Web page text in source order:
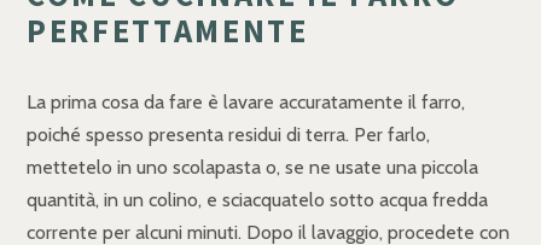
PERFETTAMENTE
La prima cosa da fare è lavare accuratamente il farro,
poiché spesso presenta residui di terra. Per farlo,
mettetelo in uno scolapasta o, se ne usate una piccola
quantità, in un colino, e sciacquatelo sotto acqua fredda
corrente per alcuni minuti. Dopo il lavaggio, procedete con